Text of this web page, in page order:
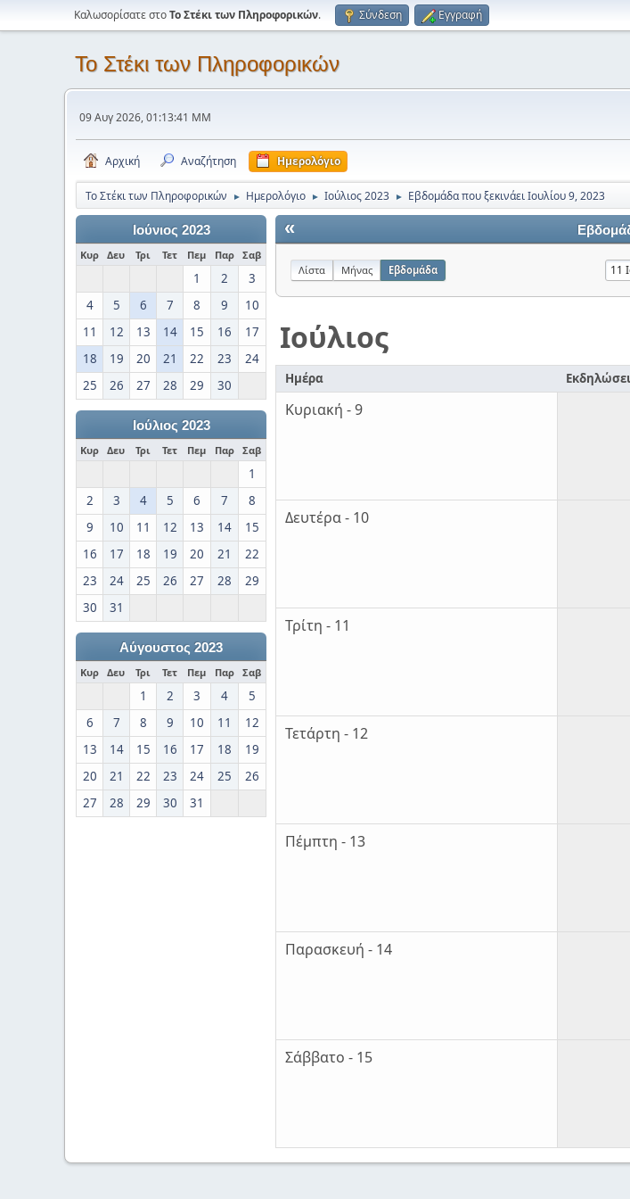
Καλωσορίσατε στοΤο Στέκι των Πληροφορικών. Σύνδεση Εγγραφή
Το Στέκι των Πληροφορικών
09 Αυγ 2026, 01:13:41 ΜΜ
Αρχική Αναζήτηση Ημερολόγιο
Το Στέκι των Πληροφορικών ► Ημερολόγιο ► Ιούλιος 2023 ► Εβδομάδα που ξεκινάει Ιουλίου 9, 2023
Ιούνιος 2023
Κυρ Δευ Τρι Τετ Πεμ Παρ Σαβ
1 2
3
4
5 6 7 8 9
10
11
12 13 14 15 16
17
18
19 20 21 22 23
24
25
26 27 28 29 30
Ιούλιος 2023
Κυρ Δευ Τρι Τετ Πεμ Παρ Σαβ
1
2
3 4 5 6 7
8
9
10 11 12 13 14
15
16
17 18 19 20 21
22
23
24 25 26 27 28
29
30
31
Αύγουστος 2023
Κυρ Δευ Τρι Τετ Πεμ Παρ Σαβ
1 2 3 4
5
6
7 8 9 10 11
12
13
14 15 16 17 18
19
20
21 22 23 24 25
26
27
28 29 30 31
«
Λίστα Μήνας Εβδομάδα
Ιούλιος
Ημέρα
Κυριακή - 9
Δευτέρα - 10
Τρίτη - 11
Τετάρτη - 12
Πέμπτη - 13
Παρασκευή - 14
Σάββατο - 15